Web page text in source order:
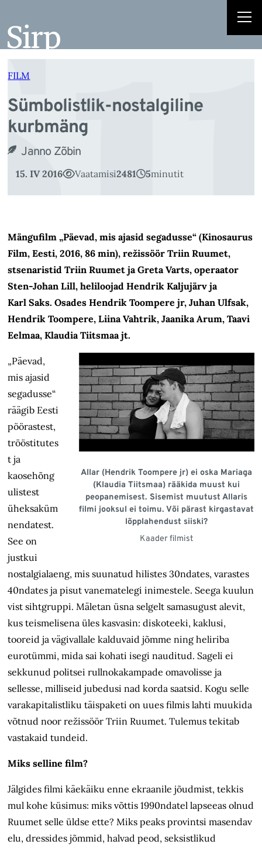
juurde
FILM
Sümbolistlik-nostalgiline
kurbmäng
Janno Zõbin
15. IV 2016 Vaatamisi2481 5minutit
Mängufilm „Päevad, mis ajasid segadusse“ (Kinosaurus
Film, Eesti, 2016, 86 min), režissöör Triin Ruumet,
stsenaristid Triin Ruumet ja Greta Varts, operaator
Sten-Johan Lill, heliloojad Hendrik Kaljujärv ja
Karl Saks. Osades Hendrik Toompere jr, Juhan Ulfsak,
Hendrik Toompere, Liina Vahtrik, Jaanika Arum, Taavi
Eelmaa, Klaudia Tiitsmaa jt.
Allar (Hendrik Toompere jr) ei oska Mariaga
(Klaudia Tiitsmaa) rääkida muust kui
peopanemisest. Sisemist muutust Allaris
filmi jooksul ei toimu. Või pärast kirgastavat
lõpplahendust siiski?
Kaader filmist
„Päevad,
mis ajasid
segadusse“
räägib Eesti
pöörastest,
trööstitutes
t ja
kaosehõng
ulistest
üheksaküm
nendatest.
See on
justkui
nostalgialaeng, mis suunatud hilistes 30ndates, varastes
40ndates ja pisut vanematelegi inimestele. Seega kuulun
vist sihtgruppi. Mäletan üsna selgelt samasugust alevit,
kus teismelisena üles kasvasin: diskoteeki, kaklusi,
tooreid ja vägivallale kalduvaid jõmme ning heliriba
eurotümmi, mida sai kohati isegi nauditud. Sageli ei
sekkunud politsei rullnokakampade omavolisse ja
sellesse, milliseid jubedusi nad korda saatsid. Kogu selle
varakapitalistliku täispaketi on uues filmis lahti muukida
võtnud noor režissöör Triin Ruumet. Tulemus tekitab
vastakaid tundeid.
Miks selline film?
Jälgides filmi käekäiku enne ekraanile jõudmist, tekkis
mul kohe küsimus: miks võttis 1990ndatel lapseeas olnud
Ruumet selle üldse ette? Miks peaks provintsi masendav
elu, dressides jõmmid, halvad peod, seksistlikud